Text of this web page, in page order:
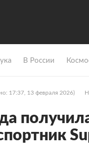
В России
17:37, 13 февраля 2026)